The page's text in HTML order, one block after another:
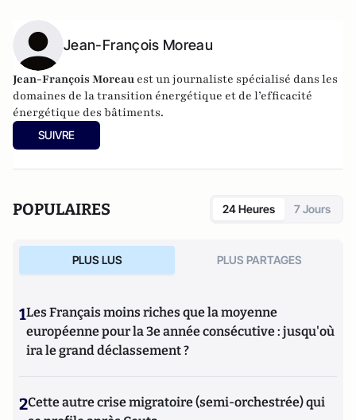
Jean-François Moreau
Jean-François Moreau est un journaliste spécialisé dans les
domaines de la transition énergétique et de l’efficacité
énergétique des bâtiments.
SUIVRE
POPULAIRES 24 Heures 7 Jours
PLUS LUS PLUS PARTAGES
1Les Français moins riches que la moyenne
européenne pour la 3e année consécutive : jusqu'où
ira le grand déclassement ?
2Cette autre crise migratoire (semi-orchestrée) qui